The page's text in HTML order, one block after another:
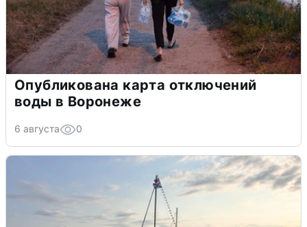
Опубликована карта отключений
воды в Воронеже
6 августа 0